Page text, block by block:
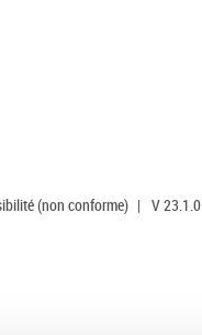
(non conforme) | V 23.1.0